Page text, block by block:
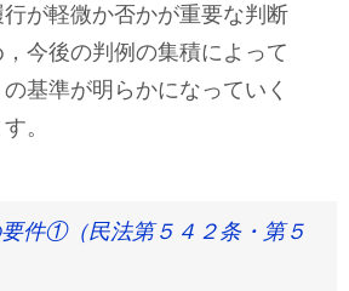
が軽微か否かが重要な判断
今後の判例の集積によって
の基準が明らかになっていく
。
件①（民法第５４２条・第５